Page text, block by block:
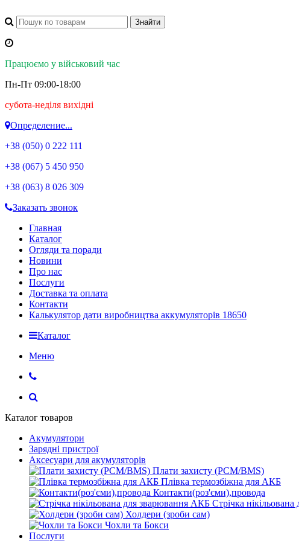
Працюємо у військовий час
Пн-Пт 09:00-18:00
субота-неділя вихідні
Определение...
+38 (050) 0 222 111
+38 (067) 5 450 950
+38 (063) 8 026 309
Заказать звонок
Главная
Каталог
Огляди та поради
Новини
Про нас
Послуги
Доставка та оплата
Контакти
Калькулятор дати виробництва аккумуляторів 18650
Каталог
Меню
Каталог товаров
Акумулятори
Зарядні пристрої
Аксесуари для акумуляторів
Плати захисту (PCM/BMS)
Плівка термозбіжна для АКБ
Контакти(роз'єми),провода
Стрічка
Холдери (зроби сам)
Чохли та Бокси
Послуги